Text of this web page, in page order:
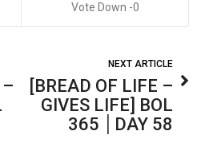
0
–
NEXT ARTICLE
[BREAD OF LIFE –
GIVES LIFE] BOL
365 │DAY 58